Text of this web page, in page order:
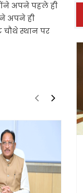
अपने पहले ही
ने अपने ही
चौथे स्थान पर